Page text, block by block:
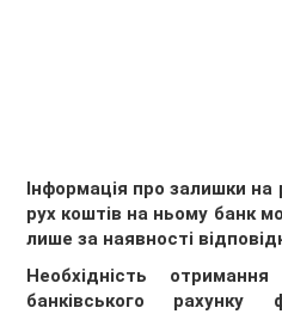
Інформація про залишки на
рух коштів на ньому банк
лише за наявності
Необхідність
банківського